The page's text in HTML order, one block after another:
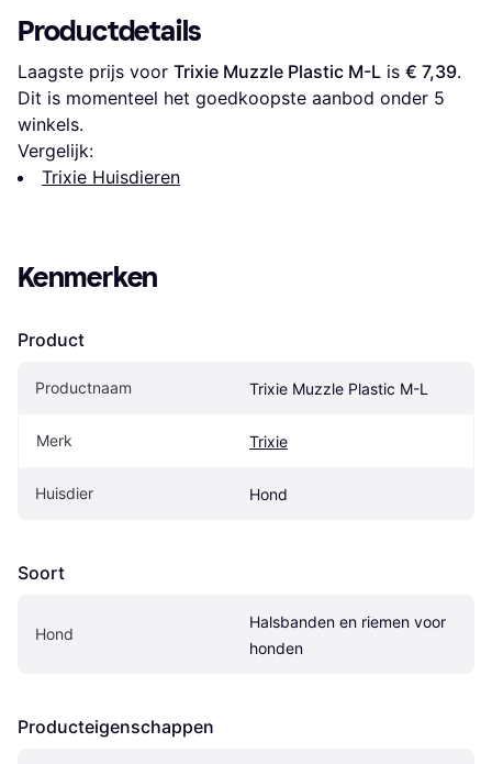
Productdetails
Laagste prijs voor Trixie Muzzle Plastic M-L is € 7,39.
Dit is momenteel het goedkoopste aanbod onder 5
winkels.
Vergelijk:
Trixie Huisdieren
Kenmerken
Product
Productnaam Trixie Muzzle Plastic M-L
Merk Trixie
Huisdier Hond
Soort
Hond
Halsbanden en riemen voor
honden
Producteigenschappen